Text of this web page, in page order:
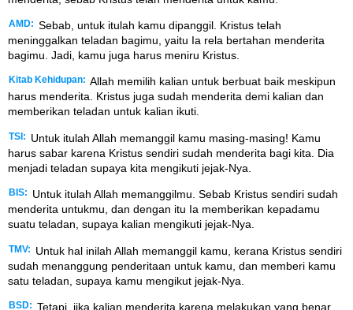
AMD: Sebab, untuk itulah kamu dipanggil. Kristus telah
meninggalkan teladan bagimu, yaitu Ia rela bertahan menderita
bagimu. Jadi, kamu juga harus meniru Kristus.
Kitab Kehidupan: Allah memilih kalian untuk berbuat baik meskipun
harus menderita. Kristus juga sudah menderita demi kalian dan
memberikan teladan untuk kalian ikuti.
TSI:
Untuk itulah Allah memanggil kamu masing-masing! Kamu
harus sabar karena Kristus sendiri sudah menderita bagi kita. Dia
menjadi teladan supaya kita mengikuti jejak-Nya.
BIS:
Untuk itulah Allah memanggilmu. Sebab Kristus sendiri sudah
menderita untukmu, dan dengan itu Ia memberikan kepadamu
suatu teladan, supaya kalian mengikuti jejak-Nya.
TMV:
Untuk hal inilah Allah memanggil kamu, kerana Kristus sendiri
sudah menanggung penderitaan untuk kamu, dan memberi kamu
satu teladan, supaya kamu mengikut jejak-Nya.
BSD: Tetapi, jika kalian menderita karena melakukan yang benar,